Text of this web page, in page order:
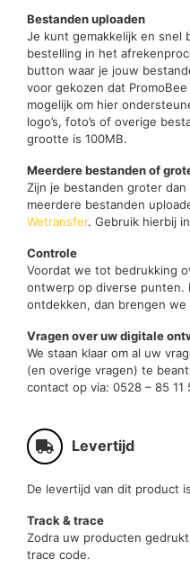
Bestanden uploaden
Je kunt gemakkelijk en snel
bestelling in het
button waar je jouw
voor gekozen dat
mogelijk om hier
logo’s, foto’s of overige
grootte is 100MB.
Meerdere bestanden of
Zijn je bestanden groter
meerdere bestanden
Wetransfer. Gebruik hierbij
Controle
Voordat we tot bedrukking
ontwerp op diverse punten.
ontdekken, dan brengen
Vragen over uw digitale
We staan klaar om al uw
(en overige vragen) te
contact op via: 0528 – 85 11
Levertijd
De levertijd van dit product
Track & trace
Zodra uw producten
trace code.